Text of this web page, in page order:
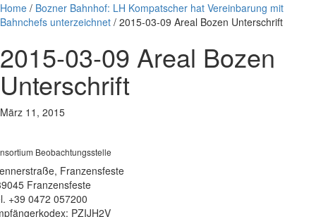
Home / Bozner Bahnhof: LH Kompatscher hat Vereinbarung mit
Bahnchefs unterzeichnet / 2015-03-09 Areal Bozen Unterschrift
2015-03-09 Areal Bozen
Unterschrift
März 11, 2015
Beobachtungsstelle
Franzensfeste
Franzensfeste
+39 0472 057200
PZIJH2V